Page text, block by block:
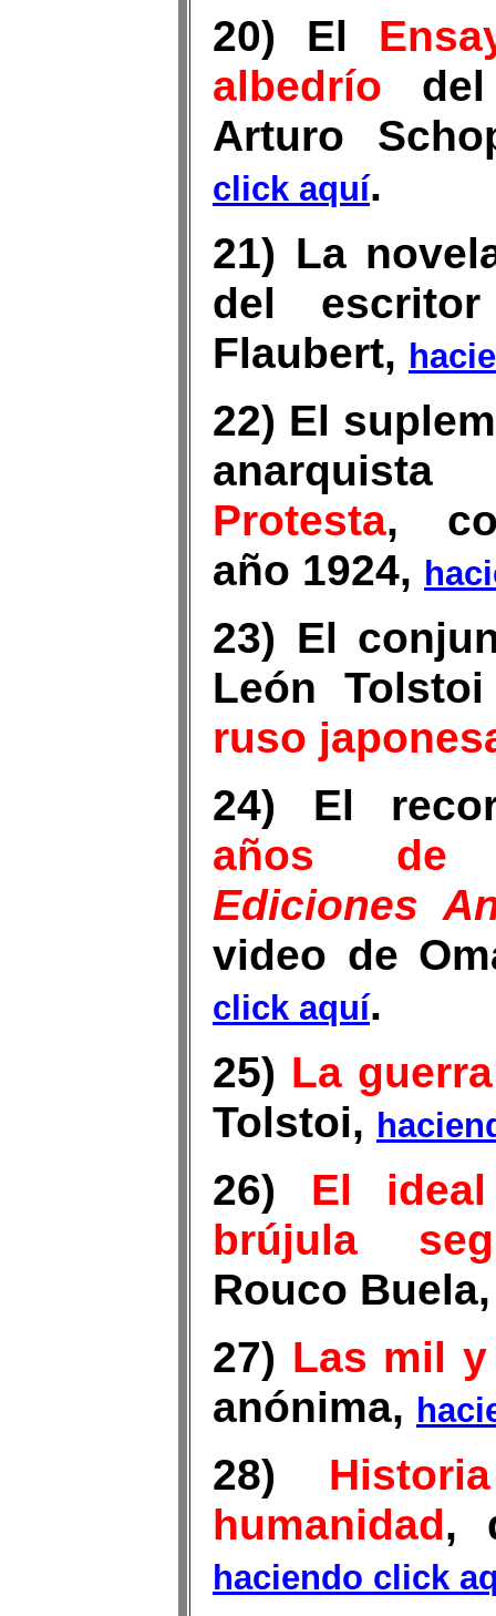
20) El
albedrío del
Arturo
click aquí.
21) La
del
Flaubert,
22) El
Protesta,
año 1924,
23) El
León
ruso
24) El
años de
Ediciones
video de
click aquí.
25) La
Tolstoi,
26) El
brújula
Rouco
27) Las mil
anónima,
28)
humanidad,
haciendo click